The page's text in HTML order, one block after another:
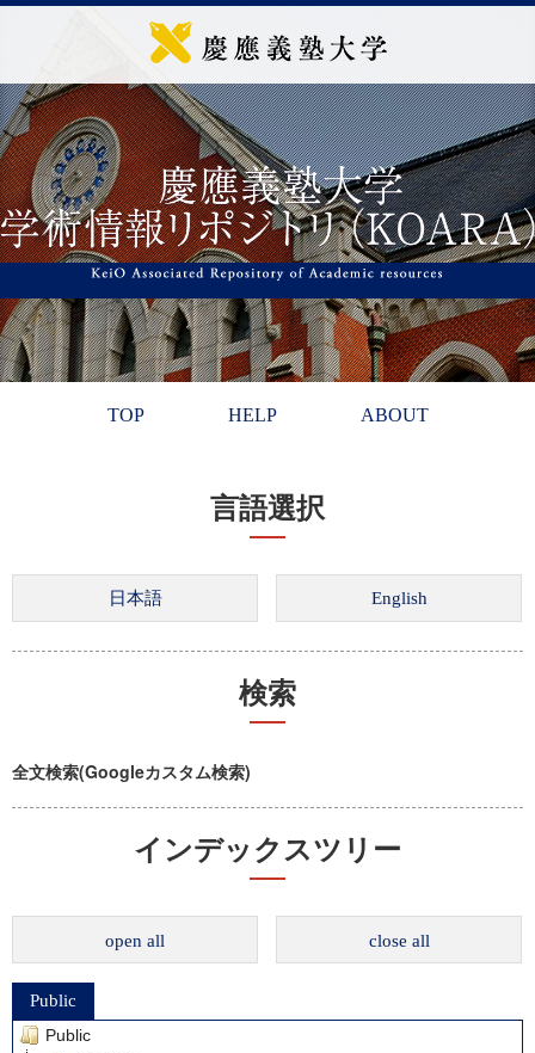
TOP HELP ABOUT
言語選択
検索
全文検索(Googleカスタム検索)
インデックスツリー
open all close all
Public
Public